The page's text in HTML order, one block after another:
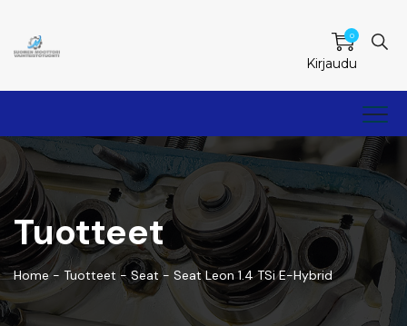
0
Kirjaudu
Tuotteet
Home- Tuotteet -Seat - Seat Leon 1.4 TSi E-Hybrid